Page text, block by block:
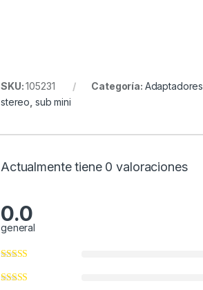
SKU:105231 Categoría: Adaptadores
stereo, sub mini
Actualmente tiene 0 valoraciones
0.0
general